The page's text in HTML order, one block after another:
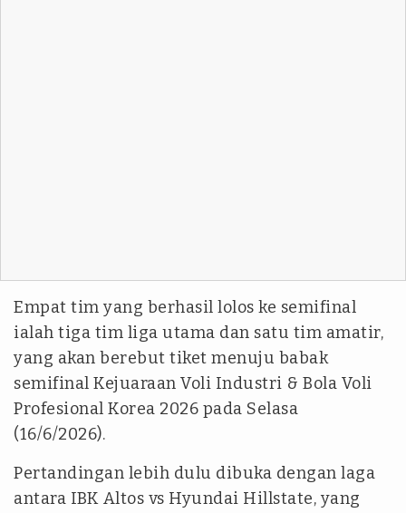
Empat tim yang berhasil lolos ke semifinal
ialah tiga tim liga utama dan satu tim amatir,
yang akan berebut tiket menuju babak
semifinal Kejuaraan Voli Industri & Bola Voli
Profesional Korea 2026 pada Selasa
(16/6/2026).
Pertandingan lebih dulu dibuka dengan laga
antara IBK Altos vs Hyundai Hillstate, yang